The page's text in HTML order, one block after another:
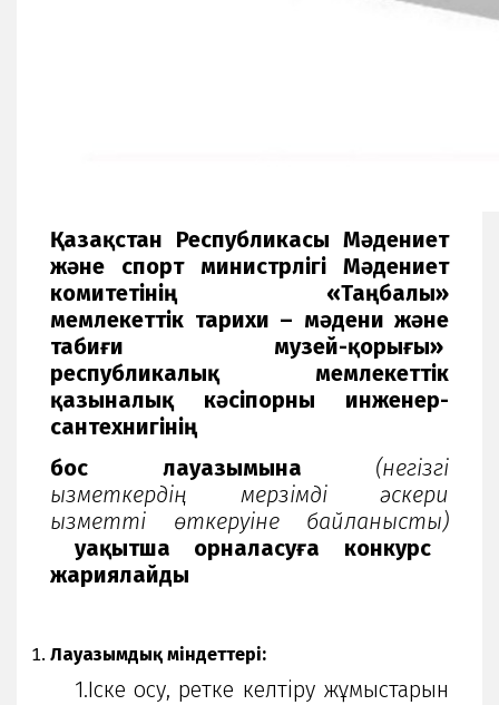
Қазақстан Республикасы Мәдениет
және спорт министрлігі Мәдениет
комитетінің «Таңбалы»
мемлекеттік тарихи – мәдени және
табиғи музей-қорығы»
республикалық мемлекеттік
қазыналық кәсіпорны инженер-
сантехнигінің
бос лауазымына (негізгі
қызметкердің мерзімді әскери
қызметті өткеруіне байланысты)
уақытша орналасуға конкурс
жариялайды
Лауазымдық міндеттері:
1.Іске қосу, ретке келтіру жұмыстарын